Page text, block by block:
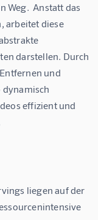
Weg.  Anstatt das
arbeitet diese
darstellen. Durch
und
dynamisch
effizient und
liegen auf der